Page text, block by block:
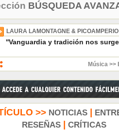
BÚSQUEDA
LAURA LAMONTAGNE & PICOAMPERIO
''Vanguardia y tradición nos
Música >>
>> NOTICIAS|
RESEÑAS| CRÍTICAS